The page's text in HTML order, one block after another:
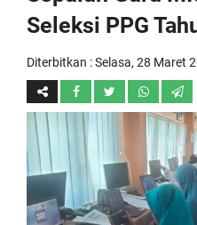
Seleksi PPG
Diterbitkan :Selasa, 28 Maret